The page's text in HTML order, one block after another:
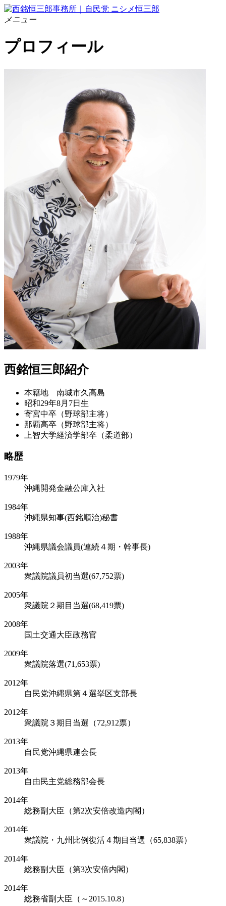
メニュー
プロフィール
西銘恒三郎紹介
本籍地 南城市久高島
昭和29年8月7日生
寄宮中卒（野球部主将）
那覇高卒（野球部主将）
上智大学経済学部卒（柔道部）
略歴
1979年
沖縄開発金融公庫入社
1984年
沖縄県知事(西銘順治)秘書
1988年
沖縄県議会議員(連続４期・幹事長)
2003年
衆議院議員初当選(67,752票)
2005年
衆議院２期目当選(68,419票)
2008年
国土交通大臣政務官
2009年
衆議院落選(71,653票)
2012年
自民党沖縄県第４選挙区支部長
2012年
衆議院３期目当選（72,912票）
2013年
自民党沖縄県連会長
2013年
自由民主党総務部会長
2014年
総務副大臣（第2次安倍改造内閣）
2014年
衆議院・九州比例復活４期目当選（65,838票）
2014年
総務副大臣（第3次安倍内閣）
2014年
総務省副大臣（～2015.10.8）